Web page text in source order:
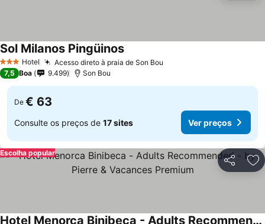
3 EstrelasHotel Acesso direto à praia de Son Bou
Sol Milanos Pingüinos
7,5 Boa 9.499 Son Bou
De € 63
Consulte os preços de 17 sites Ver preços
Partilhar
Escolha popular
Hotel Menorca Binibeca - Adults Recommended - by Pierre & Vacances Premium